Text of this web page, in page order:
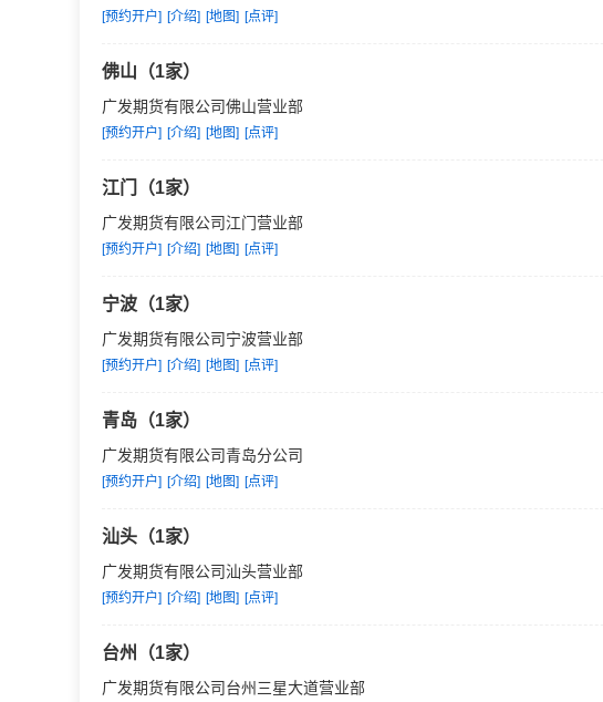
[预约开户] [介绍] [地图] [点评]
佛山（1家）
广发期货有限公司佛山营业部
[预约开户] [介绍] [地图] [点评]
江门（1家）
广发期货有限公司江门营业部
[预约开户] [介绍] [地图] [点评]
宁波（1家）
广发期货有限公司宁波营业部
[预约开户] [介绍] [地图] [点评]
青岛（1家）
广发期货有限公司青岛分公司
[预约开户] [介绍] [地图] [点评]
汕头（1家）
广发期货有限公司汕头营业部
[预约开户] [介绍] [地图] [点评]
台州（1家）
广发期货有限公司台州三星大道营业部